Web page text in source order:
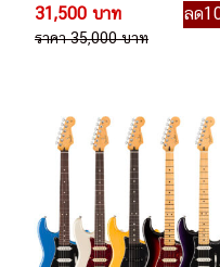
31,500 บาท
ลด
ราคา 35,000 บาท